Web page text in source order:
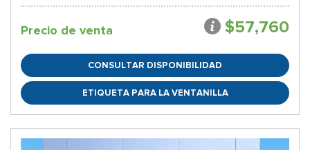
Precio de venta $57,760
CONSULTAR DISPONIBILIDAD
ETIQUETA PARA LA VENTANILLA